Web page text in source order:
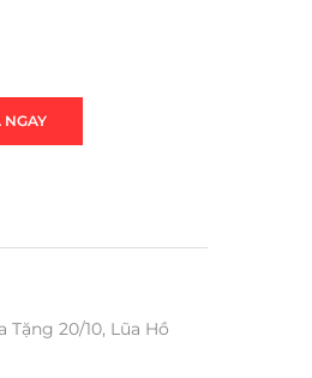
NGAY
Tặng 20/10, Lũa Hồ